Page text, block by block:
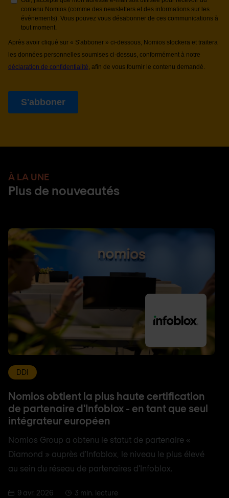
À LA UNE
Plus de nouveautés
DDI
Nomios obtient la plus haute certification
de partenaire d'Infoblox - en tant que seul
intégrateur européen
Nomios Group a obtenu le statut de partenaire «
Diamond » auprès d'Infoblox, le niveau le plus élevé
au sein du réseau de partenaires d'Infoblox.
9 avr. 2026 3 min. lecture